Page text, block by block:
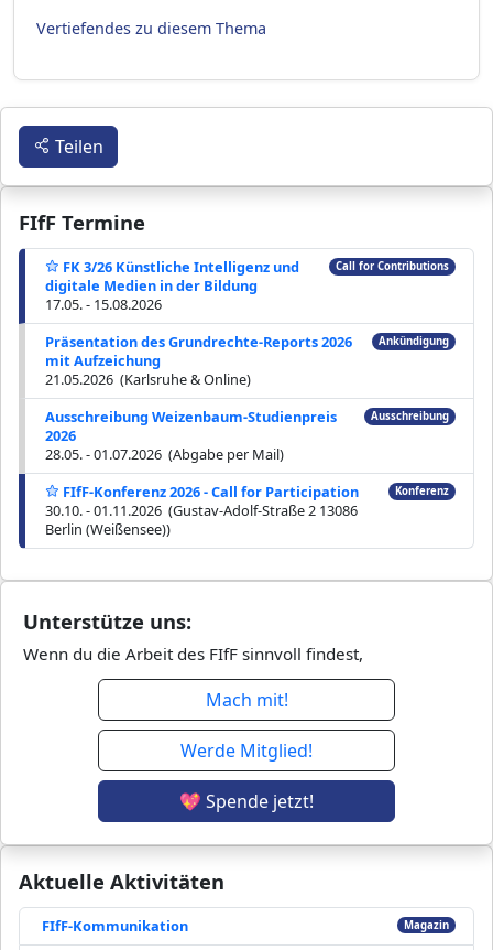
Vertiefendes zu diesem Thema
FIfF Termine
FK 3/26 Künstliche Intelligenz und
digitale Medien in der Bildung
17.05. - 15.08.2026
Call for Contributions
Präsentation des Grundrechte-Reports 2026
mit Aufzeichung
21.05.2026 (Karlsruhe & Online)
Ankündigung
Ausschreibung Weizenbaum-Studienpreis
2026
28.05. - 01.07.2026 (Abgabe per Mail)
Ausschreibung
FIfF-Konferenz 2026 - Call for Participation
30.10. - 01.11.2026 (Gustav-Adolf-Straße 2 13086
Berlin (Weißensee))
Konferenz
Aktuelle Aktivitäten
FIfF-Kommunikation Magazin
Unterstütze uns:
Wenn du die Arbeit des FIfF sinnvoll findest,
Mach mit!
Werde Mitglied!
💖 Spende jetzt!
Teilen